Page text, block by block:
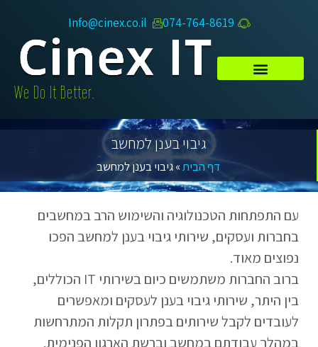
074-764-8619​
Info@cinex.co.il
גיבוי בענן למחשב
דף הבית»גיבוי בענן למחשב
עם התפתחות הטכנולוגיה והשימוש הרב במחשבים
בחברות ועסקים, שירותי גיבוי בענן למחשב הפכו
נפוצים מאוד.
ברוב החברות משתמשים כיום בשירותי IT הכוללים,
בין היתר, שירותי גיבוי בענן לעסקים ומאפשרים
לעובדים לקבל שירותים בפתרון תקלות המתרחשות
במהלך עבודתם במחשב וברשת הארגון הפנימית.